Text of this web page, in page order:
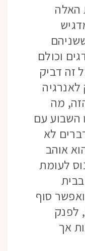
האלה
וכולם
זה דביק
מה
השבוע עם
לא
אוהב
לעומת
סוף
לפנק
אך